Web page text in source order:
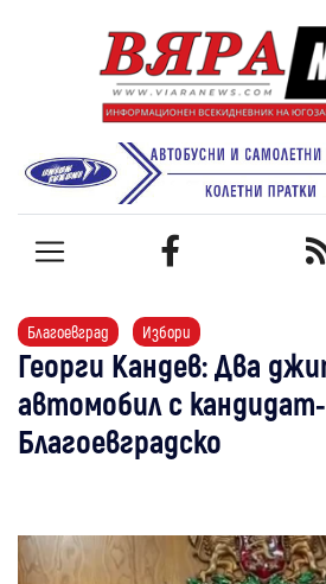
Благоевград Избори
Георги Кандев: Два
автомобил с
Благоевградско